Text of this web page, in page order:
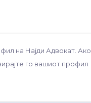
на Најди Адвокат. Ако
го вашиот профил